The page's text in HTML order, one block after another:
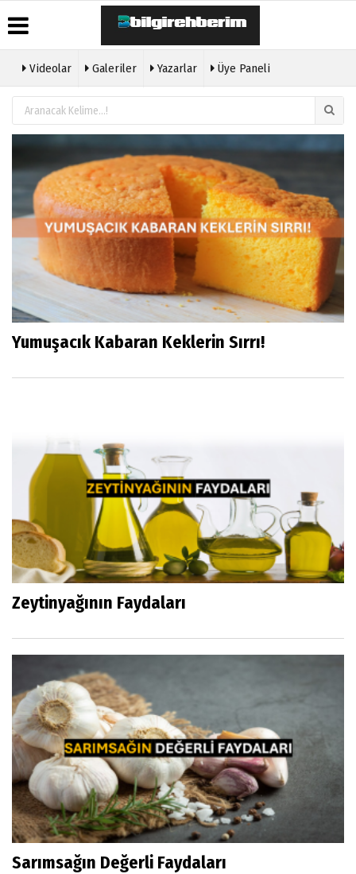
Üye Paneli
Haber
Arşivi
Arşivi
Günün
Haberleri
Hava
Gazete
Manşetleri
Anketler
Biyografiler
Köşe
Video
Galeri
Foto
Galeri
Etkinlikler
Künye
Politikası
İlkeleri
Videolar Galeriler Yazarlar Üye Paneli
Yumuşacık Kabaran Keklerin Sırrı!
Zeytinyağının Faydaları
Sarımsağın Değerli Faydaları